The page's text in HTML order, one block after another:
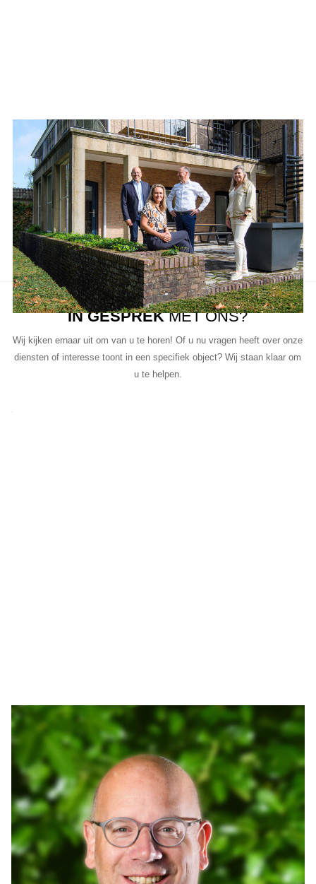
Aanbod van LUC
Neem de tijd om onze lijst met beschikbare object te bekijken en
aarzel niet om contact met ons op te nemen als u vragen heeft, meer
informatie wilt of een bezichtiging wil plannen.
Ons team van vastgoedprofessionals staat klaar om u te helpen bij
elke stap van het proces.
IN GESPREKMET ONS?
Wij kijken ernaar uit om van u te horen! Of u nu vragen heeft over onze
diensten of interesse toont in een specifiek object? Wij staan klaar om
u te helpen.
Arthur Lankhuizen
06 551 184 60
arthur@lucvastgoed.nl
Contact opnemen